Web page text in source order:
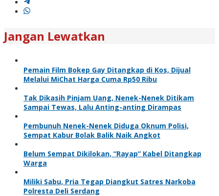
Jangan Lewatkan
Pemain Film Bokep Gay Ditangkap di Kos, Dijual
Melalui MiChat Harga Cuma Rp50 Ribu
Tak Dikasih Pinjam Uang, Nenek-Nenek Ditikam
Sampai Tewas, Lalu Anting-anting Dirampas
Pembunuh Nenek-Nenek Diduga Oknum Polisi,
Sempat Kabur Bolak Balik Naik Angkot
Belum Sempat Dikilokan, “Rayap” Kabel Ditangkap
Warga
Miliki Sabu, Pria Tegap Diangkut Satres Narkoba
Polresta Deli Serdang